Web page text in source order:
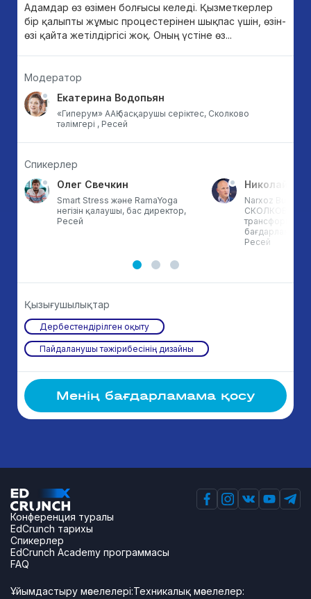
Адамдар өз өзімен болғысы келеді. Қызметкерлер
бір қалыпты жұмыс процестерінен шықпас үшін, өзін-
өзі қайта жетілдіргісі жоқ. Оның үстіне өз...
Модератор
Екатерина Водопьян
«Гиперум» ААҚ басқарушы серіктес, Сколково
тәлімгері , Ресей
Спикерлер
Олег Свечкин
Smart Stress және RamaYoga
негізін қалаушы, бас директор,
Ресей
Николай
Narxoz
СКОЛКОВО
трансформация
Ресей
Қызығушылықтар
Дербестендірілген оқыту
Пайдаланушы тәжірибесінің дизайны
Менің бағдарламама қосу
Конференция туралы
EdCrunch тарихы
Спикерлер
EdCrunch Academy программасы
FAQ
Ұйымдастыру мәселелері:Техникалық мәселелер: